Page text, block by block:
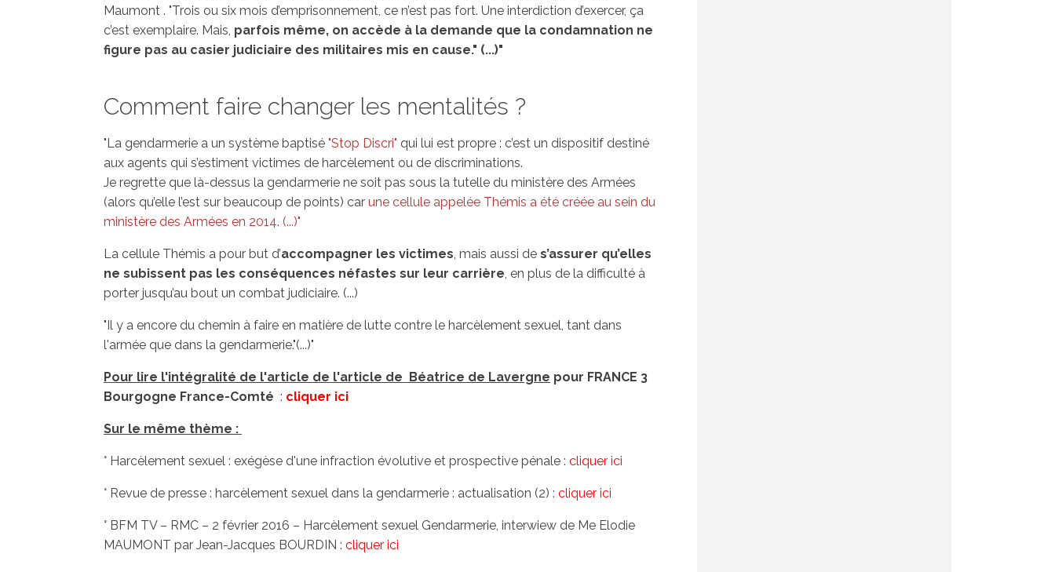
Maumont . "Trois ou six mois d’emprisonnement, ce n’est pas fort. Une interdiction d’exercer, ça
c’est exemplaire. Mais, parfois même, on accède à la demande que la condamnation ne
figure pas au casier judiciaire des militaires mis en cause." (...)"
Comment faire changer les mentalités ?
"La gendarmerie a un système baptisé "Stop Discri" qui lui est propre : c’est un dispositif destiné
aux agents qui s’estiment victimes de harcèlement ou de discriminations.
Je regrette que là-dessus la gendarmerie ne soit pas sous la tutelle du ministère des Armées
(alors qu’elle l’est sur beaucoup de points) car une cellule appelée Thémis a été créée au sein du
ministère des Armées en 2014. (...)"
La cellule Thémis a pour but d’accompagner les victimes, mais aussi de s’assurer qu’elles
ne subissent pas les conséquences néfastes sur leur carrière, en plus de la difficulté à
porter jusqu’au bout un combat judiciaire. (...)
"Il y a encore du chemin à faire en matière de lutte contre le harcèlement sexuel, tant dans
l'armée que dans la gendarmerie."(...)"
Pour lire l'intégralité de l'article de l'article de Béatrice de Lavergne pour FRANCE 3
Bourgogne France-Comté : cliquer ici
Sur le même thème :
° Harcèlement sexuel : exégèse d'une infraction évolutive et prospective pénale : cliquer ici
° Revue de presse : harcèlement sexuel dans la gendarmerie : actualisation (2) : cliquer ici
° BFM TV – RMC – 2 février 2016 – Harcèlement sexuel Gendarmerie, interwiew de Me Elodie
MAUMONT par Jean-Jacques BOURDIN : cliquer ici